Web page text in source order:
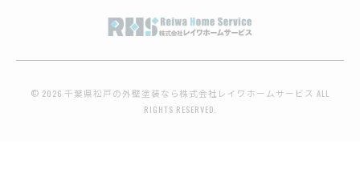
© 2026 千葉県松戸の外壁塗装なら株式会社レイワホームサービス ALL
RIGHTS RESERVED.